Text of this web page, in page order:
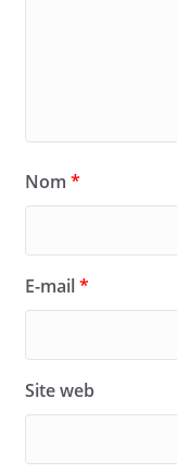
Nom *
E-mail*
Site web